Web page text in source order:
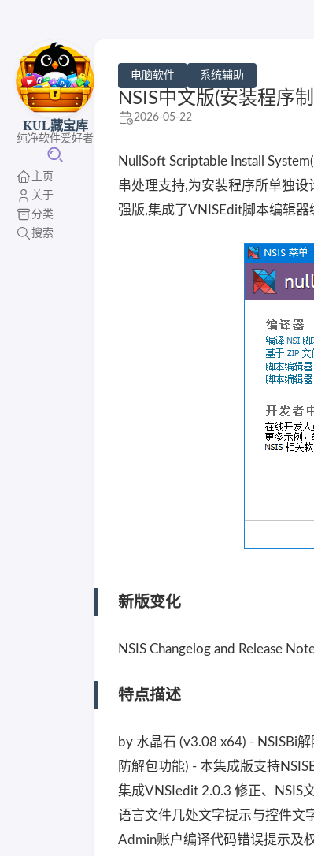
KUL藏宝库
纯净软件爱好者
主页
关于
分类
搜索
电脑软件 系统辅助
NSIS中文版(安装程序
2026-05-22
NullSoft Scriptable Install
串处理支持,为安装程序所单独
强版,集成了VNISEdit脚本编辑
新版变化
NSIS Changelog and Release
特点描述
by 水晶石 (v3.08 x64) - NSISBi
防解包功能) - 本集成版支持
集成VNSIedit 2.0.3 修正、NSIS
语言文件几处文字提示与控件文
Admin账户编译代码错误提示及